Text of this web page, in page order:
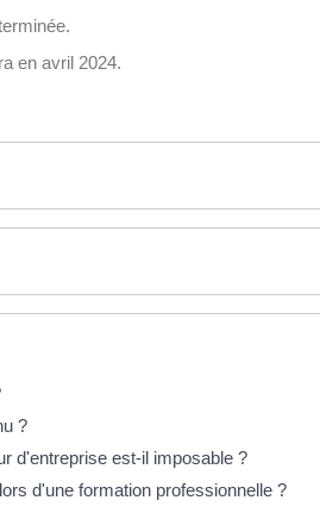
en avril 2024.
?
d'entreprise est-il imposable ?
d'une formation professionnelle ?